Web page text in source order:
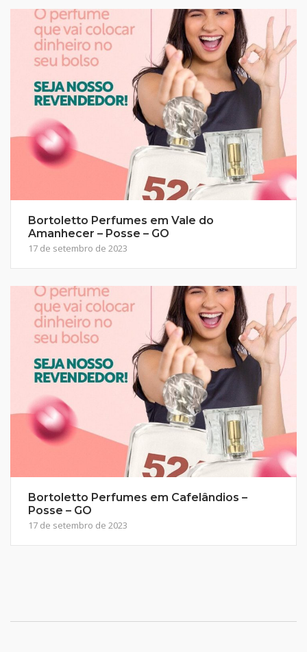
Bortoletto Perfumes em Vale do
Amanhecer – Posse – GO
17 de setembro de 2023
Bortoletto Perfumes em Cafelândios –
Posse – GO
17 de setembro de 2023